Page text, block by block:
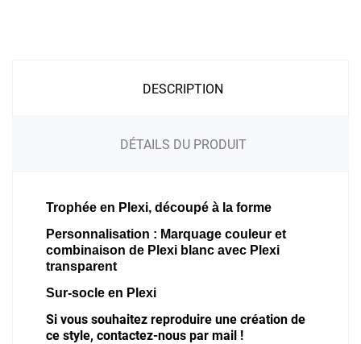
DESCRIPTION
DÉTAILS DU PRODUIT
Trophée en Plexi, découpé à la forme
Personnalisation : Marquage couleur et
combinaison de Plexi blanc avec Plexi
transparent
Sur-socle en Plexi
Si vous souhaitez reproduire une création de
ce style, contactez-nous par mail !